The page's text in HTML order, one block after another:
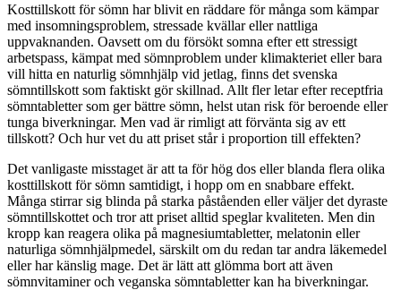
Kosttillskott för sömn har blivit en räddare för många som kämpar
med insomningsproblem, stressade kvällar eller nattliga
uppvaknanden. Oavsett om du försökt somna efter ett stressigt
arbetspass, kämpat med sömnproblem under klimakteriet eller bara
vill hitta en naturlig sömnhjälp vid jetlag, finns det svenska
sömntillskott som faktiskt gör skillnad. Allt fler letar efter receptfria
sömntabletter som ger bättre sömn, helst utan risk för beroende eller
tunga biverkningar. Men vad är rimligt att förvänta sig av ett
tillskott? Och hur vet du att priset står i proportion till effekten?
Det vanligaste misstaget är att ta för hög dos eller blanda flera olika
kosttillskott för sömn samtidigt, i hopp om en snabbare effekt.
Många stirrar sig blinda på starka påståenden eller väljer det dyraste
sömntillskottet och tror att priset alltid speglar kvaliteten. Men din
kropp kan reagera olika på magnesiumtabletter, melatonin eller
naturliga sömnhjälpmedel, särskilt om du redan tar andra läkemedel
eller har känslig mage. Det är lätt att glömma bort att även
sömnvitaminer och veganska sömntabletter kan ha biverkningar.